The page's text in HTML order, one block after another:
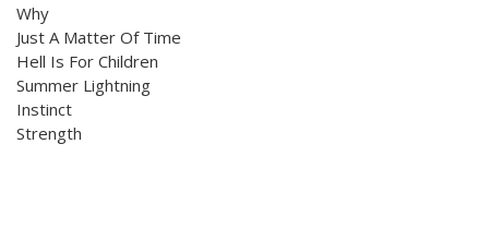
Why
Just A Matter Of Time
Hell Is For Children
Summer Lightning
Instinct
Strength